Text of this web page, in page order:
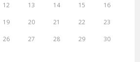
12 13 14 15 16
19 20 21 22 23
26 27 28 29 30